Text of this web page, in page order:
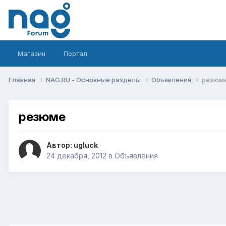
Магазин Портал
Главная NAG.RU - Основные разделы Объявления
резюме
Автор: ugluck
24 декабря, 2012 в Объявления